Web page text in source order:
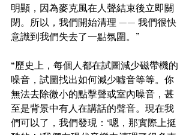
明顯，因為麥克風在人聲結束後立即關
閉。所以，我們開始清理 —— 我們很快
意識到我們失去了一點氛圍。”
“歷史上，每個人都在試圖減少磁帶機的
噪音，試圖找出如何減少噓音等等。你
無法去除微小的點擊聲或室內噪音，甚
至是背景中有人在講話的聲音。現在我
們可以了，我們發現：‘嗯，那實際上挺